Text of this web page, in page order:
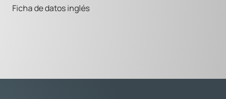
Ficha de datos inglés